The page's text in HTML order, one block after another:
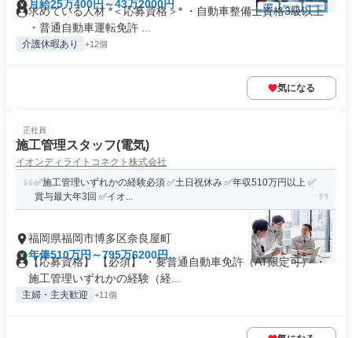
月給25万400円～43万2000円
求めている人材 *＜応募資格＞* ・自動車整備士資格3級以上
・普通自動車運転免許 ...
介護休暇あり +12個
気になる
正社員
施工管理スタッフ(電気)
イオンディライトコネクト株式会社
✅施工管理いずれかの経験必須 ✅土日祝休み ✅年収510万円以上 ✅
賞与最大年3回 ✅イオ...
福岡県福岡市博多区奈良屋町
年俸510万円～795万6200円
【応募資格】 【必須】 ・要普通自動車免許（AT限定可） ・
施工管理いずれかの経験（経...
主婦・主夫歓迎 +11個